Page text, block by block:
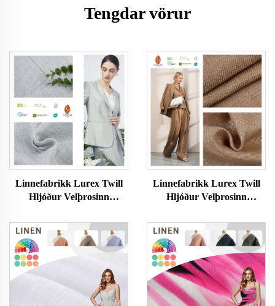
Tengdar vörur
Linnefabrikk Lurex Twill
Hljóður Velþrosinn
Fatnaður Konur og
Karlafatnaður Dress Efni
Linnefabrikk Lurex Twill
Hljóður Velþrosinn
Fatnaður Konur og
Karlafatnaður Dress Efni